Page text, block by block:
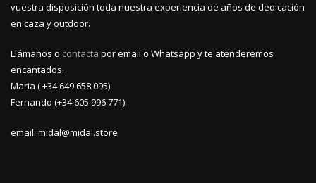
de
producto
vuestra disposición toda nuestra experiencia de años de dedicación
en caza y outdoor.
Llámanos o contacta por email o Whatsapp y te atenderemos
encantados.
Maria ( +34 649 658 095)
Fernando (+34 605 996 771)
email: midal@midal.store